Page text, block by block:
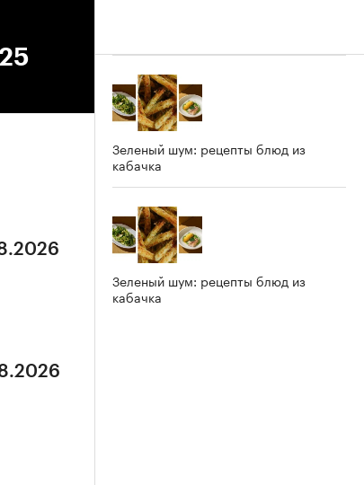
Зеленый шум: рецепты блюд из
кабачка
Зеленый шум: рецепты блюд из
кабачка